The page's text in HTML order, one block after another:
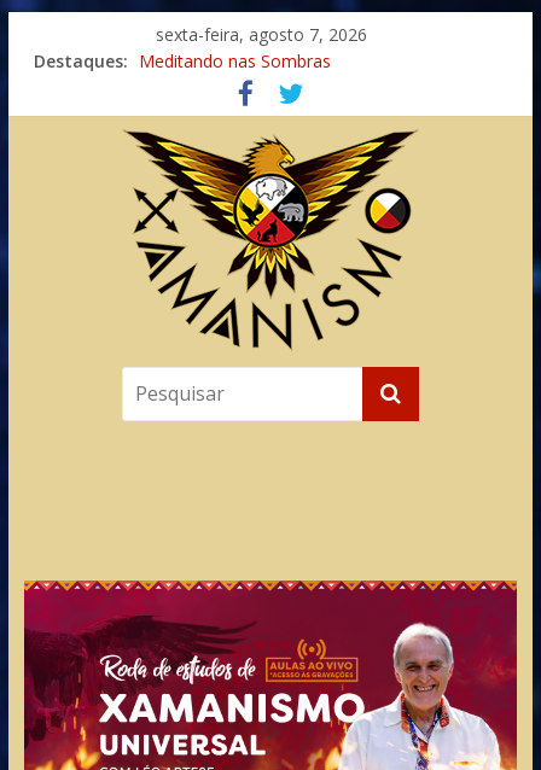
sexta-feira, agosto 7, 2026
Destaques:
Imaginação na Cura
Meditando nas Sombras
Autosuficiência: A Jornada do Espírito Ancestral
Xamanismo Universal
Totens – Caminho Espiritual – Crescimento